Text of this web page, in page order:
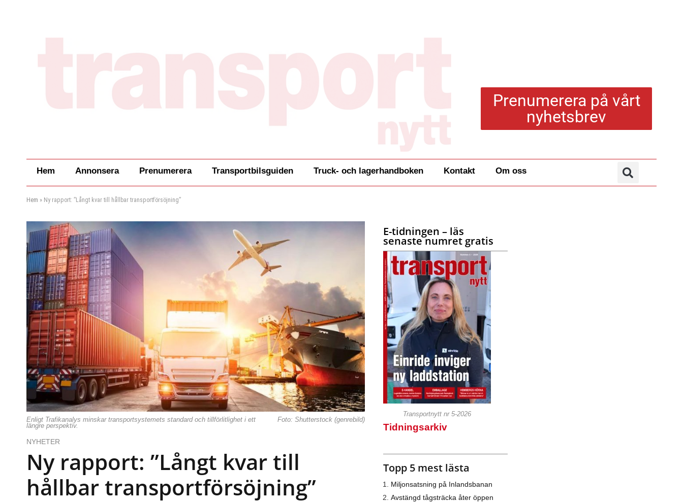
Prenumerera på vårt
nyhetsbrev
Hem Annonsera Prenumerera Transportbilsguiden Truck- och lagerhandboken Kontakt Om oss
Hem » Ny rapport: ”Långt kvar till hållbar transportförsöjning”
Enligt Trafikanalys minskar transportsystemets standard och tillförlitlighet i ett
längre perspektiv.
Foto: Shutterstock (genrebild)
NYHETER
Ny rapport: ”Långt kvar till
hållbar transportförsöjning”
E-tidningen – läs
senaste numret gratis
Transportnytt nr 5-2026
Tidningsarkiv
Topp 5 mest lästa
Miljonsatsning på Inlandsbanan
Avstängd tågsträcka åter öppen